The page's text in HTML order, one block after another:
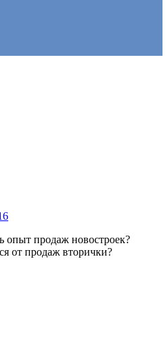
опыт продаж новостроек?
от продаж вторички?